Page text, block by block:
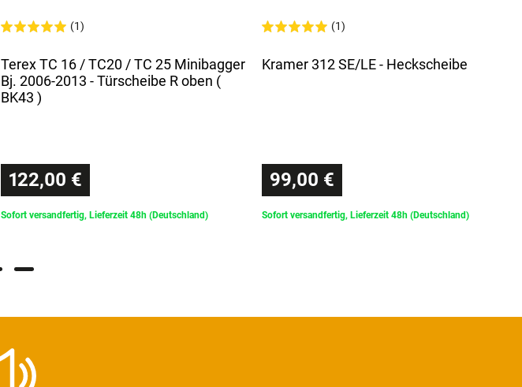
(1)
Terex TC 16 / TC20 / TC 25 Minibagger
Bj. 2006-2013 - Türscheibe R oben (
BK43 )
122,00 €
Sofort versandfertig, Lieferzeit 48h (Deutschland)
(1)
Kramer 312 SE/LE - Heckscheibe
99,00 €
Sofort versandfertig, Lieferzeit 48h (Deutschland)